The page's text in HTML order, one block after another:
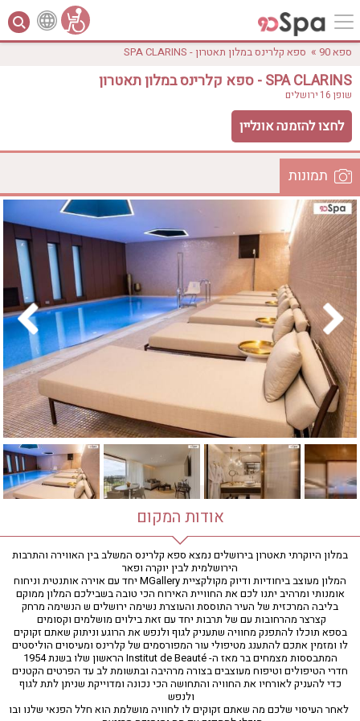
לפי אבזורים
אירוודה
ארוחה
בריכה מחוממת
בריכה חיצונית
ג'קוזי
ג'קוזי פרטי
חדר כושר
חמאם טורקי
טיפול במים
טיפול קלאסי
טיפולי קוסמטיקה
סאונה רטובה
סאונה יבשה
עיסוי תאילנדי
טווח מחירים ₪0 - ₪3000
ספא 90 » ספא קלרינס במלון תאטרון - SPA CLARINS
ספא קלרינס במלון תאטרון - SPA CLARINS
שופן 16 ירושלים
לחצו להזמנה אונליין
תמונות
המקום
אודות המקום
במלון היוקרתי תאטרון בירושלים נמצא ספא קלרינס המשלב בין האווירה והתרבות
הירושלמית לבין יוקרה ופאר
המלון מעוצב ביחודיות ודיוק מקולקציית MGallery יחד עם אוירה אותנטית וניחוח
אומנותי ומרהיב יתנו לכם את החוויית האירוח הכי טובה בשבילכם המלון ממוקם
בליבה המרכזית של העיר התוססת והעוצרת נשימה ירושלים ש הנשימה מרחק
קצרצר מהרחובות עם של תרבות יחד עם זאת בילוים מושלמים וקסומים
בספא תוכלו להתפנק מחוויה שתעניק לגוף ולנפש את הרוגע וניתוק שאתם זקוקים
לו ומזמין אתכם להתענג מטיפולי עור המפורסמים של קלרינס ומעיסוים הוליסטים
המתבססות מצמחים בר מאז ה- Institut de Beauté הראשון שלו בשנת 1954
חדרי הטיפולים וטיפוח מעוצבים בצורה מרהיבה ובתשומת לב עד הפרטים הקטנים
כדי להעניק לאורחיו את החוויה והתחושה הכי נכונה ומדוייקת שניתן לתת לגוף
ולנפש
לאחר העיסוי שלכם מה שאתם זקוקים לו לחוויה מושלמת הוא חלל הפנאי שלנו ובו